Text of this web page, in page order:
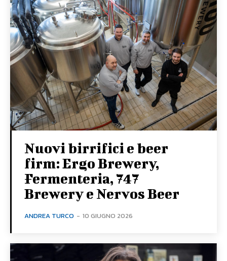
Nuovi birrifici e beer
firm: Ergo Brewery,
Fermenteria, 747
Brewery e Nervos Beer
ANDREA TURCO - 10 GIUGNO 2026